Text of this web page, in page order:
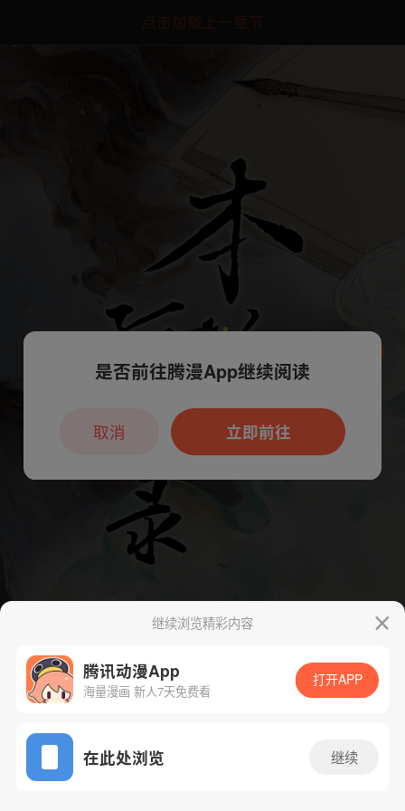
点击加载上一章节
App免费看
下一话
继续浏览精彩内容
腾讯动漫App
海量漫画 新人7天免费看
打开APP
在此处浏览 继续
本章节仅支持App阅读，可打开App新用
户7天免费看
是否前往腾漫App继续阅读
立即前往
取消